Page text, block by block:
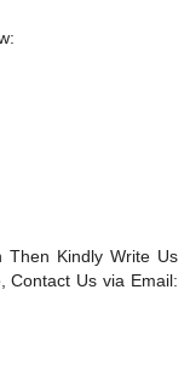
Then Kindly Write Us
Contact Us via Email: